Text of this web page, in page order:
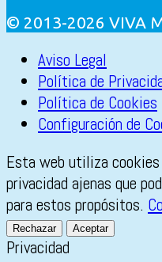
© 2013-2026 VIVA
Aviso Legal
Política de
Política de Cookies
Configuración de
Esta web utiliza
privacidad ajenas que
para estos propósitos.
Rechazar Aceptar
Privacidad